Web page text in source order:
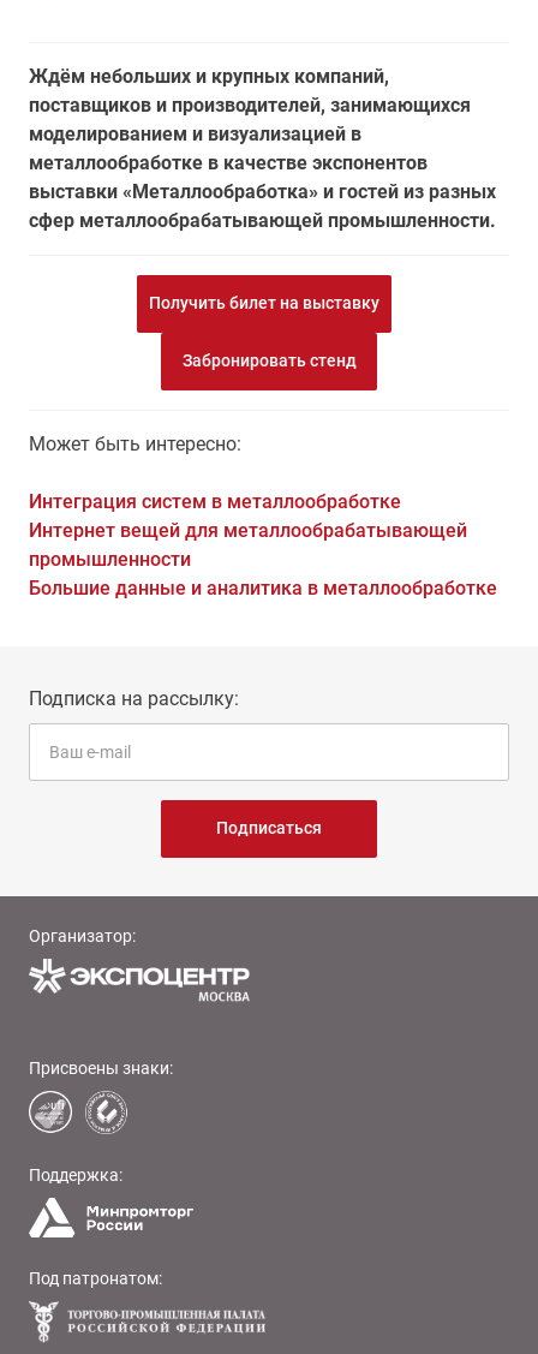
Ждём небольших и крупных компаний,
поставщиков и производителей, занимающихся
моделированием и визуализацией в
металлообработке в качестве экспонентов
выставки «Металлообработка» и гостей из разных
сфер металлообрабатывающей промышленности.
Получить билет на выставку
Забронировать стенд
Может быть интересно:
Интеграция систем в металлообработке
Интернет вещей для металлообрабатывающей
промышленности
Большие данные и аналитика в металлообработке
Подписка на рассылку:
Подписаться
Организатор:
Присвоены знаки:
Поддержка:
Под патронатом: